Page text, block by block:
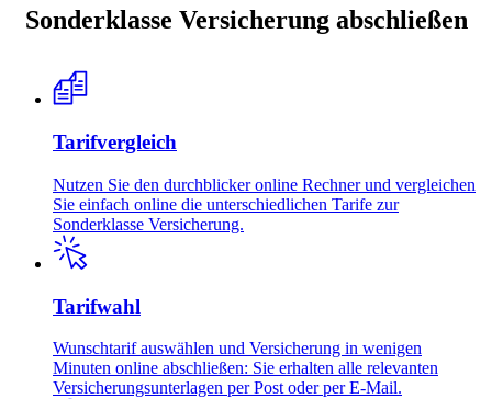
Sonderklasse Versicherung abschließen
Tarifvergleich
Nutzen Sie den durchblicker online Rechner und vergleichen
Sie einfach online die unterschiedlichen Tarife zur
Sonderklasse Versicherung.
Tarifwahl
Wunschtarif auswählen und Versicherung in wenigen
Minuten online abschließen: Sie erhalten alle relevanten
Versicherungsunterlagen per Post oder per E-Mail.